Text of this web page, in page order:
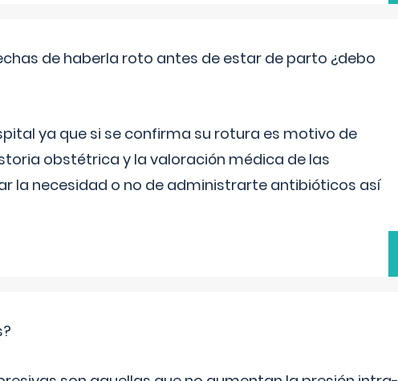
de haberla roto antes de estar de parto ¿debo
ya que si se confirma su rotura es motivo de
obstétrica y la valoración médica de las
la necesidad o no de administrarte antibióticos así